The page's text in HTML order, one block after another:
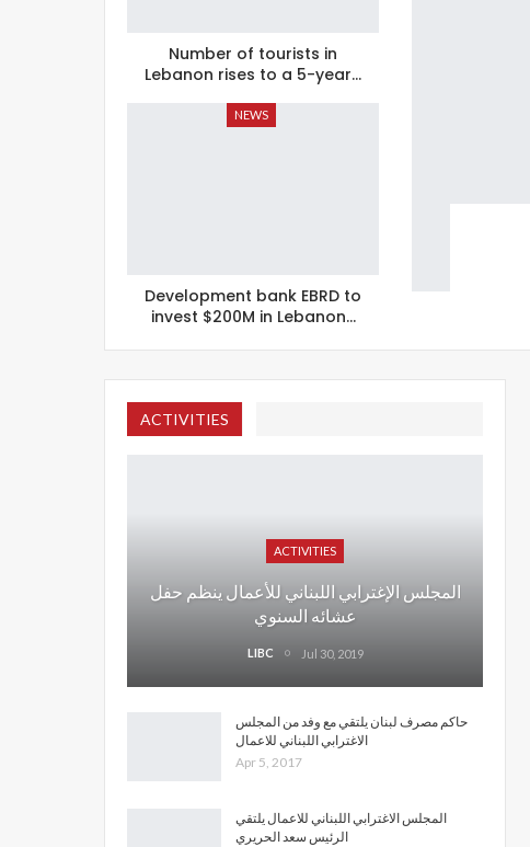
Number of tourists in
Lebanon rises to a 5-year…
NEWS
Development bank EBRD to
invest $200M in Lebanon…
ACTIVITIES
ACTIVITIES
المجلس الإغترابي اللبناني للأعمال ينظم حفل
عشائه السنوي
LIBC Jul 30, 2019
حاكم مصرف لبنان يلتقي مع وفد من المجلس
الاغترابي اللبناني للاعمال
Apr 5, 2017
المجلس الاغترابي اللبناني للاعمال يلتقي
الرئيس سعد الحريري